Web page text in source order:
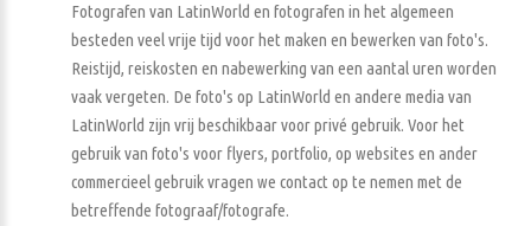
Fotografen van LatinWorld en fotografen in het algemeen
besteden veel vrije tijd voor het maken en bewerken van foto's.
Reistijd, reiskosten en nabewerking van een aantal uren worden
vaak vergeten. De foto's op LatinWorld en andere media van
LatinWorld zijn vrij beschikbaar voor privé gebruik. Voor het
gebruik van foto's voor flyers, portfolio, op websites en ander
commercieel gebruik vragen we contact op te nemen met de
betreffende fotograaf/fotografe.